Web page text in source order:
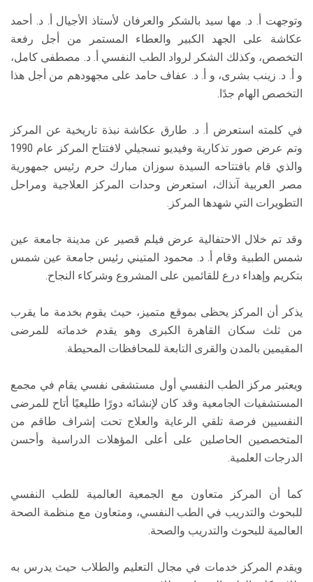
وتوجهت أ. د. مها سيد بالشكر والعرفان لأستاذ الأجيال أ. د. أحمد
عكاشة على الجهد الكبير والعطاء المستمر من أجل رفعة
التخصص، وكذلك الشكر لرواد الطب النفسي أ. د. مصطفى كامل،
و أ. د. زينب بشرى، و أ. د. عفاف حامد على مجهودهم من أجل هذا
التخصص الهام جدًا.
في كلمته استعرض أ. د. طارق عكاشة نبذة تاريخية عن المركز
وتم عرض صور تذكارية وفيديو تسجيلي لافتتاح المركز عام 1990
والذي قام بافتتاحه السيدة سوزان مبارك حرم رئيس جمهورية
مصر العربية آنذاك، استعرض وحدات المركز العلاجية ومراحل
التطويرات التي شهدها المركز.
وقد تم خلال الاحتفالية عرض فيلم قصير عن مدينة جامعة عين
شمس الطبية وقام أ. د. محمود المتيني رئيس جامعة عين شمس
بتكريم وإهداء درع للقائمين على المشروع وشركاء النجاح.
يذكر أن المركز يحظى بموقع متميز، حيث يقوم بخدمة ما يقرب
من ثلث سكان القاهرة الكبرى وهو يقدم خدماته للمرضى
المقيمين بالمدن والقرى التابعة للمحافظات المحيطة.
ويعتبر مركز الطب النفسي أول مستشفى نفسي يقام في مجمع
المستشفيات الجامعية وقد كان لإنشائه دورًا طليعيًا أتاح للمرضى
النفسيين فرصة تلقي الرعاية والعلاج تحت إشراف طاقم من
المتخصصين الحاصلين على أعلى المؤهلات الدراسية وأحسن
الدرجات العلمية.
كما أن المركز متعاون مع الجمعية العالمية للطب النفسي
للبحوث والتدريب في الطب النفسي، ومتعاون مع منظمة الصحة
العالمية للبحوث والتدريب والصحة.
ويقدم المركز خدمات في مجال التعليم والطلاب حيث يدرس به